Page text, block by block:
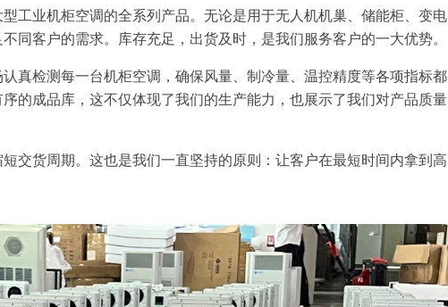
工业机柜空调的全系列产品。无论是用于无人机机巢、储能柜、变电
同客户的需求。库存充足，出货及时，是我们服务客户的一大优势。
真检测每一台机柜空调，确保风量、制冷量、温控精度等各项指标都
的成品库，这不仅体现了我们的生产能力，也展示了我们对产品质量
交货周期。这也是我们一直坚持的原则：让客户在最短时间内拿到高